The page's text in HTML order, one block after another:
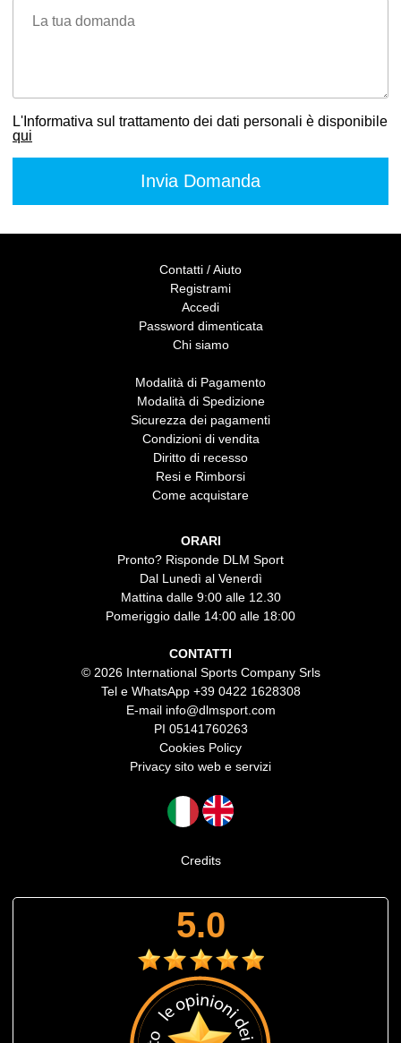
La tua domanda
L'Informativa sul trattamento dei dati personali è disponibile
qui
Contatti / Aiuto
Registrami
Accedi
Password dimenticata
Chi siamo
Modalità di Pagamento
Modalità di Spedizione
Sicurezza dei pagamenti
Condizioni di vendita
Diritto di recesso
Resi e Rimborsi
Come acquistare
ORARI
Pronto? Risponde DLM Sport
Dal Lunedì al Venerdì
Mattina dalle 9:00 alle 12.30
Pomeriggio dalle 14:00 alle 18:00
CONTATTI
© 2026 International Sports Company Srls
Tel e WhatsApp +39 0422 1628308
E-mail info@dlmsport.com
PI 05141760263
Cookies Policy
Privacy sito web e servizi
Credits
5.0